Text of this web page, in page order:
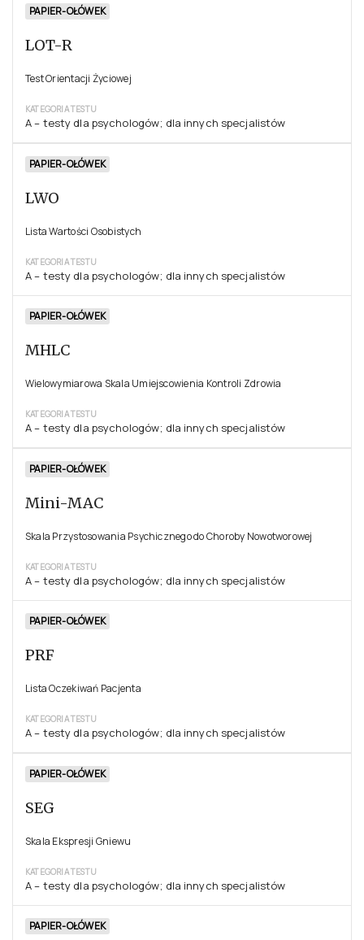
PAPIER-OŁÓWEK
LOT-R
Test Orientacji Życiowej
KATEGORIA TESTU
A – testy dla psychologów; dla innych specjalistów
PAPIER-OŁÓWEK
LWO
Lista Wartości Osobistych
KATEGORIA TESTU
A – testy dla psychologów; dla innych specjalistów
PAPIER-OŁÓWEK
MHLC
Wielowymiarowa Skala Umiejscowienia Kontroli Zdrowia
KATEGORIA TESTU
A – testy dla psychologów; dla innych specjalistów
PAPIER-OŁÓWEK
Mini-MAC
Skala Przystosowania Psychicznego do Choroby Nowotworowej
KATEGORIA TESTU
A – testy dla psychologów; dla innych specjalistów
PAPIER-OŁÓWEK
PRF
Lista Oczekiwań Pacjenta
KATEGORIA TESTU
A – testy dla psychologów; dla innych specjalistów
PAPIER-OŁÓWEK
SEG
Skala Ekspresji Gniewu
KATEGORIA TESTU
A – testy dla psychologów; dla innych specjalistów
PAPIER-OŁÓWEK